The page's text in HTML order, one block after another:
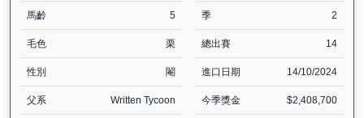
馬齡 5 季 2
毛色 栗 總出賽 14
性別 閹 進口日期 14/10/2024
父系 Written Tycoon 今季獎金 $2,408,700